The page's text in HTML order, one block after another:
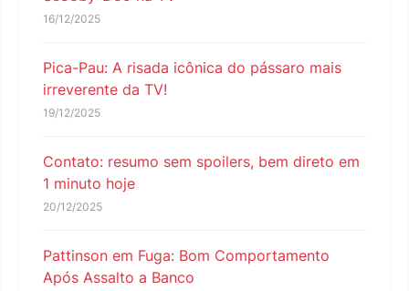
16/12/2025
Pica-Pau: A risada icônica do pássaro mais
irreverente da TV!
19/12/2025
Contato: resumo sem spoilers, bem direto em
1 minuto hoje
20/12/2025
Pattinson em Fuga: Bom Comportamento
Após Assalto a Banco